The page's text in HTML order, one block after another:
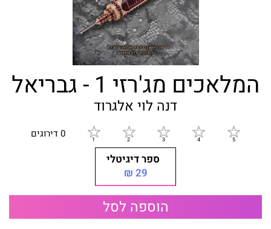
המלאכים מג'רזי 1 - גבריאל
דנה לוי אלגרוד
0 דירוגים
ספר דיגיטלי
29 ₪
הוספה לסל